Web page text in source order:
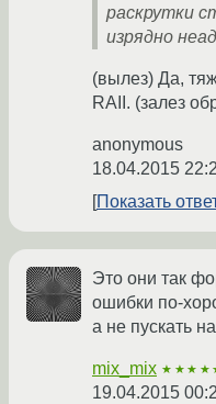
раскрутки
изрядно
(вылез) Да,
RAII. (залез
anonymous
18.04.2015
Показать
Это они так
ошибки по-
а не пускать
mix_mix
19.04.2015